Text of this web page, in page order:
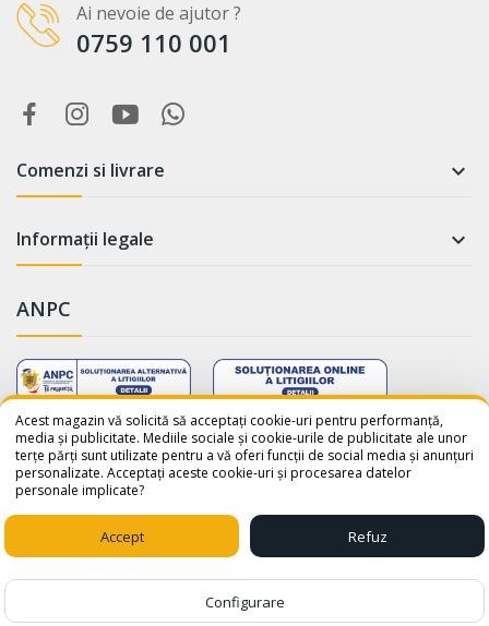
WhatsApp
Salut! Cum te putem ajuta? Scrie-
ne pe WhatsApp!
📞 +40759110001
Ai nevoie de ajutor ?
0759 110 001
Comenzi si livrare 
Informații legale 
ANPC
© 2026 - avatar-shop.ro was crafted with ♥ bySico Media
Acest magazin vă solicită să acceptați cookie-uri pentru performanță,
media și publicitate. Mediile sociale și cookie-urile de publicitate ale unor
terțe părți sunt utilizate pentru a vă oferi funcții de social media și anunțuri
personalizate. Acceptați aceste cookie-uri și procesarea datelor
personale implicate?
Accept
Configurare
Refuz